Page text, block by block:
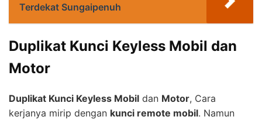
Terdekat Sungaipenuh
Duplikat Kunci Keyless Mobil dan
Motor
Duplikat Kunci Keyless Mobil dan Motor, Cara
kerjanya mirip dengan kunci remote mobil. Namun